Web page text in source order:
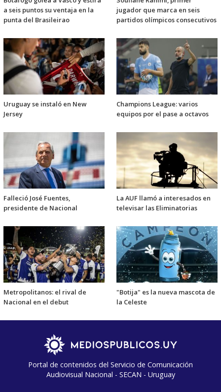
a seis puntos su ventaja en la
punta del Brasileirao
jugador que marca en seis
partidos olímpicos consecutivos
Uruguay se instaló en New
Jersey
Champions League: varios
equipos por el pase a octavos
Falleció José Fuentes,
presidente de Nacional
La AUF llamó a interesados en
televisar las Eliminatorias
Metropolitanos: el rival de
Nacional en el debut
"Botija" es la nueva mascota de
la Celeste
Portal de contenidos del Servicio de Comunicación
Audiovisual Nacional - SECAN - Uruguay